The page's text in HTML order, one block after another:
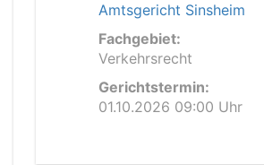
Amtsgericht Sinsheim
Fachgebiet:
Verkehrsrecht
Gerichtstermin:
01.10.2026 09:00 Uhr